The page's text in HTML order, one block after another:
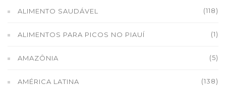
ALIMENTO SAUDÁVEL (118)
ALIMENTOS PARA PICOS NO PIAUÍ (1)
AMAZÔNIA (5)
AMÉRICA LATINA (138)